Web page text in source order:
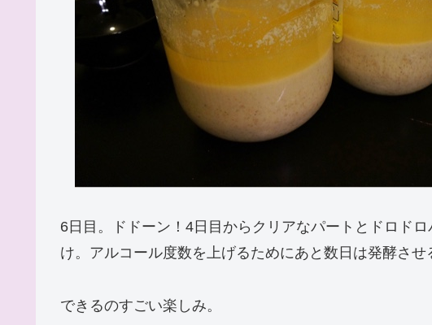
6日目。ドドーン！4日目からクリアなパートとドロド
け。アルコール度数を上げるためにあと数日は発酵させ
できるのすごい楽しみ。